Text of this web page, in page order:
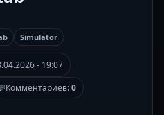
Simulator
- 19:07
Комментариев:0